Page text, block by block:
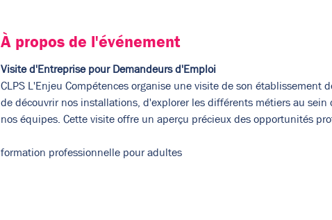
À propos de l'événement
Visite d'Entreprise pour Demandeurs d'Emploi
CLPS L'Enjeu Compétences organise une visite de son établissement
de découvrir nos installations, d'explorer les différents métiers au
nos équipes. Cette visite offre un aperçu précieux des opportunités
formation professionnelle pour adultes